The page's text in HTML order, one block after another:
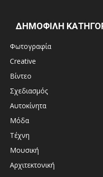
ΔΗΜΟΦΙΛΗ
Φωτογραφία
Creative
Βίντεο
Σχεδιασμός
Αυτοκίνητα
Μόδα
Τέχνη
Μουσική
Αρχιτεκτονική